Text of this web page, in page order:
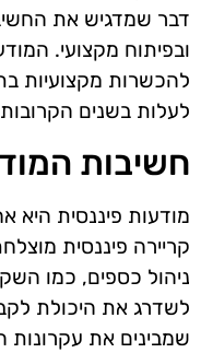
דבר שמדגיש את
ובפיתוח מקצועי.
להכשרות מקצועיות
לעלות בשנים
חשיבות
מודעות פיננסית היא
קריירה פיננסית
ניהול כספים, כמו
לשדרג את היכולת
שמבינים את עקרונות